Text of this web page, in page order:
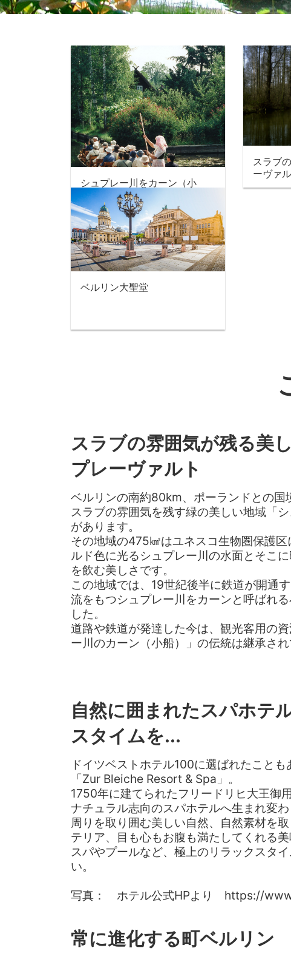
シュプレー川をカーン（小
船）で・・・
スラブ
ーヴァ
ベルリン大聖堂
スラブの雰囲気が残る美
プレーヴァルト
ベルリンの南約80km、ポーランドとの国
スラブの雰囲気を残す緑の美しい地域「シ
があります。
その地域の475㎢はユネスコ生物圏保護区
ルド色に光るシュプレー川の水面とそこ
を飲む美しさです。
この地域では、19世紀後半に鉄道が開通
流をもつシュプレー川をカーンと呼ばれ
した。
道路や鉄道が発達した今は、観光客用の
ー川のカーン（小船）」の伝統は継承され
自然に囲まれたスパホテ
スタイムを...
ドイツベストホテル100に選ばれたこと
「Zur Bleiche Resort & Spa」。
1750年に建てられたフリードリヒ大王御
ナチュラル志向のスパホテルへ生まれ変わ
周りを取り囲む美しい自然、自然素材を
テリア、目も心もお腹も満たしてくれる
スパやプールなど、極上のリラックスタ
い。
写真： ホテル公式HPより https://
常に進化する町ベルリン